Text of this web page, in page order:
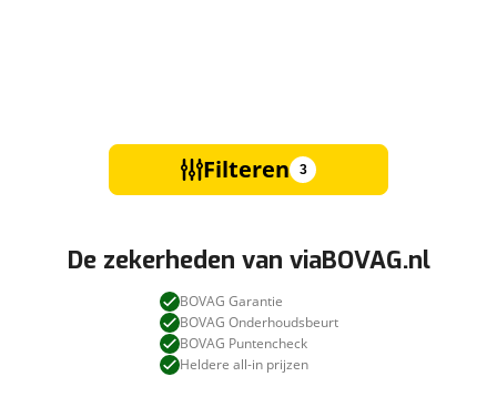
Filteren 3
De zekerheden van viaBOVAG.nl
BOVAG Garantie
BOVAG Onderhoudsbeurt
BOVAG Puntencheck
Heldere all-in prijzen